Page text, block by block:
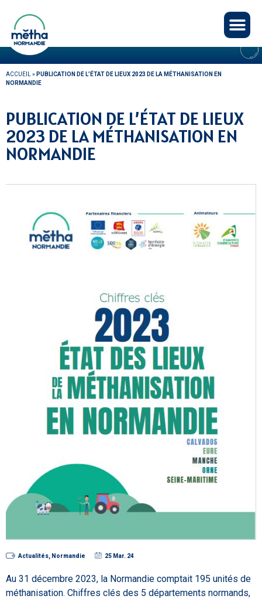
ACCUEIL» PUBLICATION DE L’ÉTAT DE LIEUX 2023 DE LA MÉTHANISATION EN
NORMANDIE
PUBLICATION DE L’ÉTAT DE LIEUX
2023 DE LA MÉTHANISATION EN
NORMANDIE
Actualités Normandie 25 Mar. 24
Au 31 décembre 2023, la Normandie comptait 195 unités de
méthanisation. Chiffres clés des 5 départements normands,